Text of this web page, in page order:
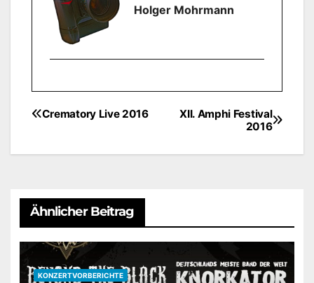
Holger Mohrmann
Beitragsnavigation
XII. Amphi Festival
2016
Crematory Live 2016
Ähnlicher Beitrag
KONZERTVORBERICHTE